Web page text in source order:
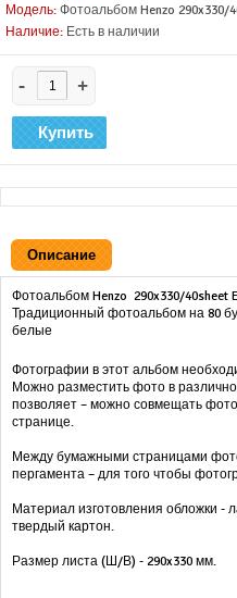
Модель: Фотоальбом Henzo 290x330/
Наличие: Есть в наличии
- +
Описание
Фотоальбом Henzo 290x330/40sheet
Традиционный фотоальбом на 80
белые
Фотографии в этот альбом
Можно разместить фото в
позволяет – можно совмещать
странице.
Между бумажными страницами
пергамента – для того чтобы
Материал изготовления обложки -
твердый картон.
Размер листа (Ш/В) - 290x330 мм.